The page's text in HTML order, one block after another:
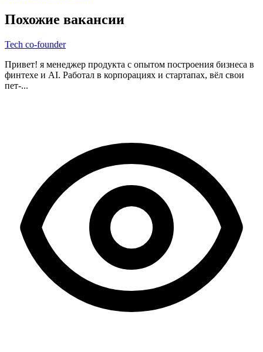
Похожие вакансии
Tech co-founder
Привет! я менеджер продукта с опытом построения бизнеса в
финтехе и AI. Работал в корпорациях и стартапах, вёл свои
пет-...